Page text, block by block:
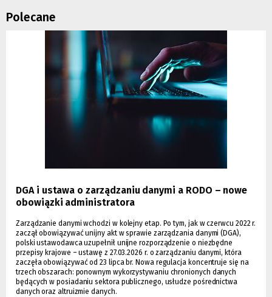
Polecane
DGA i ustawa o zarządzaniu danymi a RODO – nowe
obowiązki administratora
Zarządzanie danymi wchodzi w kolejny etap. Po tym, jak w czerwcu 2022 r.
zaczął obowiązywać unijny akt w sprawie zarządzania danymi (DGA),
polski ustawodawca uzupełnił unijne rozporządzenie o niezbędne
przepisy krajowe – ustawę z 27.03.2026 r. o zarządzaniu danymi, która
zaczęła obowiązywać od 23 lipca br. Nowa regulacja koncentruje się na
trzech obszarach: ponownym wykorzystywaniu chronionych danych
będących w posiadaniu sektora publicznego, usłudze pośrednictwa
danych oraz altruizmie danych.